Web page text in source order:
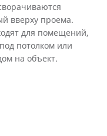
вверху проема.
для помещений,
потолком или
на объект.